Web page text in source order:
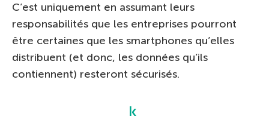
C’est uniquement en assumant leurs
responsabilités que les entreprises pourront
être certaines que les smartphones qu’elles
distribuent (et donc, les données qu’ils
contiennent) resteront sécurisés.